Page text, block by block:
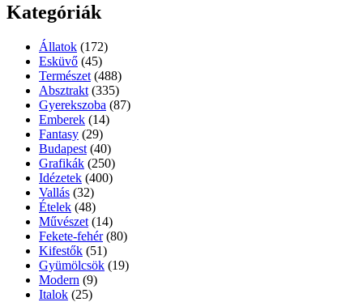
Kategóriák
Állatok (172)
Esküvő (45)
Természet (488)
Absztrakt (335)
Gyerekszoba (87)
Emberek (14)
Fantasy (29)
Budapest (40)
Grafikák (250)
Idézetek (400)
Vallás (32)
Ételek (48)
Művészet (14)
Fekete-fehér (80)
Kifestők (51)
Gyümölcsök (19)
Modern (9)
Italok (25)